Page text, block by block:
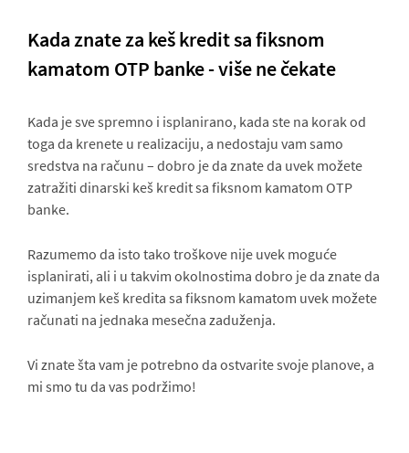
Kada znate za keš kredit sa fiksnom
kamatom OTP banke - više ne čekate
Kada je sve spremno i isplanirano, kada ste na korak od
toga da krenete u realizaciju, a nedostaju vam samo
sredstva na računu – dobro je da znate da uvek možete
zatražiti dinarski keš kredit sa fiksnom kamatom OTP
banke.
Razumemo da isto tako troškove nije uvek moguće
isplanirati, ali i u takvim okolnostima dobro je da znate da
uzimanjem keš kredita sa fiksnom kamatom uvek možete
računati na jednaka mesečna zaduženja.
Vi znate šta vam je potrebno da ostvarite svoje planove, a
mi smo tu da vas podržimo!